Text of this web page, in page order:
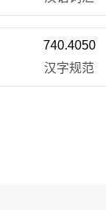
740.4050
汉字规范